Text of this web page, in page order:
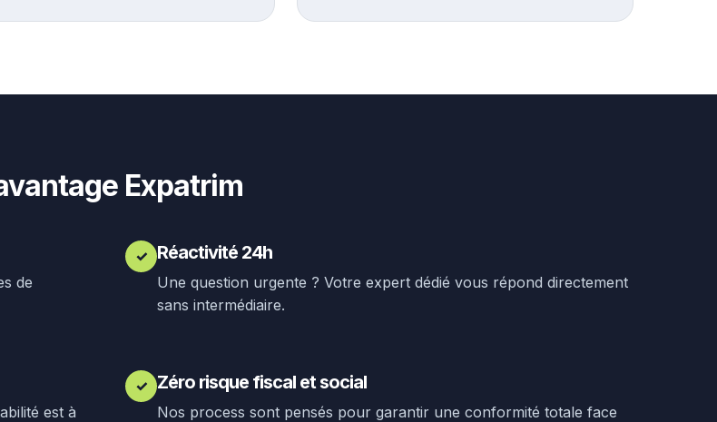
Expatrim
de
✓ Réactivité 24h
Une question urgente ? Votre expert dédié vous répond directement
sans intermédiaire.
est à
✓ Zéro risque fiscal et social
Nos process sont pensés pour garantir une conformité totale face